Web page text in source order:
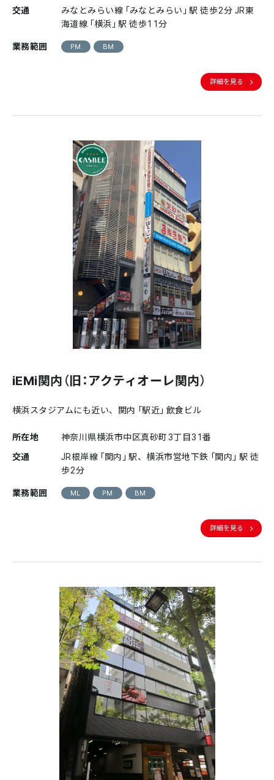
交通
みなとみらい線「みなとみらい」駅 徒歩2分 JR東
海道線「横浜」駅 徒歩11分
業務範囲
PM BM
詳細を見る
iEMi関内（旧：アクティオーレ関内）
横浜スタジアムにも近い、関内「駅近」飲食ビル
所在地
神奈川県横浜市中区真砂町3丁目31番
交通
JR根岸線「関内」駅、横浜市営地下鉄「関内」駅 徒
歩2分
業務範囲
ML PM BM
詳細を見る